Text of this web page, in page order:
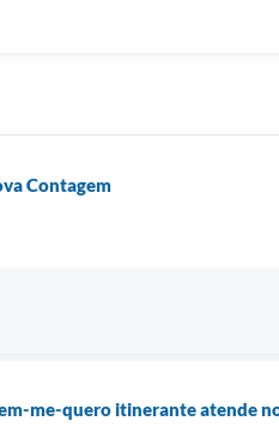
Contagem
me-quero itinerante atende